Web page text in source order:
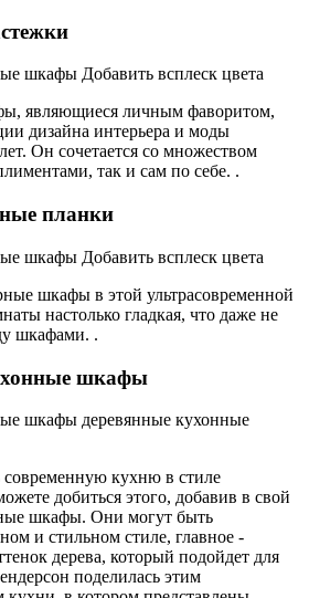
являющиеся личным фаворитом,
дизайна интерьера и моды
Он сочетается со множеством
так и сам по себе. .
планки
шкафы в этой ультрасовременной
настолько гладкая, что даже не
шкафами. .
шкафы
современную кухню в стиле
добиться этого, добавив в свой
шкафы. Они могут быть
и стильном стиле, главное -
дерева, который подойдет для
поделилась этим